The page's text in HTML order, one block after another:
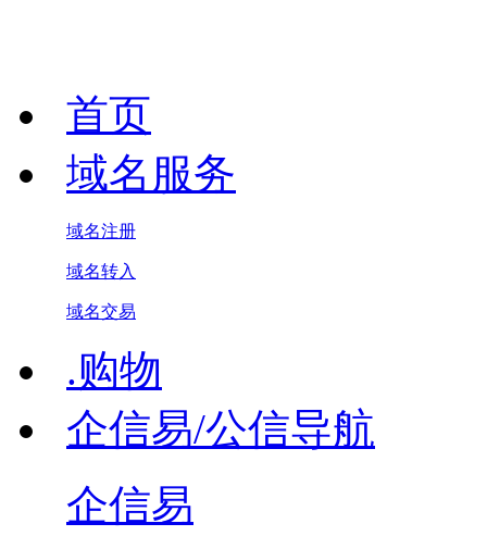
首页
域名服务
域名注册
域名转入
域名交易
.购物
企信易/公信导航
企信易